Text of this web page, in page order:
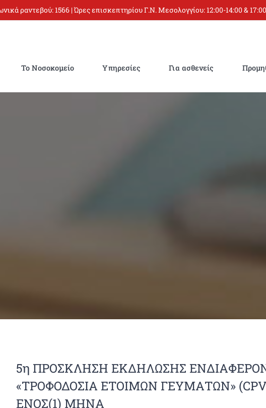
ραντεβού:1566 | Ώρες επισκεπτηρίου Γ.Ν. Μεσολογγίου: 12:00-14:00 &
Το Νοσοκομείο Υπηρεσίες Για ασθενείς
5η ΠΡΟΣΚΛΗΣΗ ΕΚΔΗΛΩΣΗΣ
«ΤΡΟΦΟΔΟΣΙΑ ΕΤΟΙΜΩΝ ΓΕΥΜΑΤΩΝ»
ΕΝΟΣ(1) ΜΗΝΑ